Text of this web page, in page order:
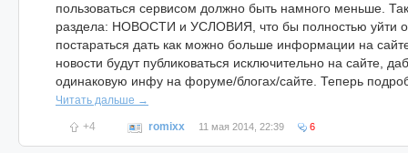
пользоваться сервисом должно быть намного меньше.
раздела: НОВОСТИ и УСЛОВИЯ, что бы полностью уйти
постараться дать как можно больше информации на
новости будут публиковаться исключительно на сайте,
одинаковую инфу на форуме/блогах/сайте. Теперь
Читать дальше →
+4 romixx 11 мая 2014, 22:39 6